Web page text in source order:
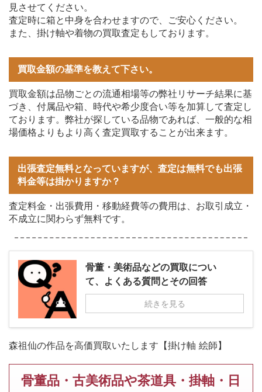
見させてください。
査定時に箱と中身を合わせますので、ご安心ください。
また、掛け軸や着物の買取査定もしております。
買取金額の基準を教えて下さい。
買取金額は品物ごとの流通相場等の弊社リサーチ結果に基
づき、付属品や箱、時代や希少度合い等を加算して査定し
ております。弊社が探している品物であれば、一般的な相
場価格よりもより高く査定買取することが出来ます。
出張査定無料となっていますが、査定は無料でも出張
料金等は掛かりますか？
査定料金・出張費用・移動経費等の費用は、お取引成立・
不成立に関わらず無料です。
骨董・美術品などの買取につい
て、よくある質問とその回答
続きを見る
森祖仙の作品を高価買取いたします【掛け軸 絵師】
骨董品・古美術品や茶道具・掛軸・日